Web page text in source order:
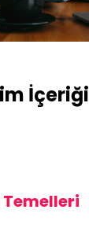
İçeriği
Temelleri